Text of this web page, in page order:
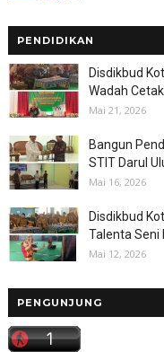
PENDIDIKAN
Disdikbud
Wadah
Mai 21, 2026
Bangun
STIT Darul
Mai 16, 2026
Disdikbud
Talenta Seni
Mai 12, 2026
PENGUNJUNG